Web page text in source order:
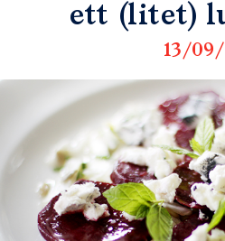
ett (litet)
13/09/